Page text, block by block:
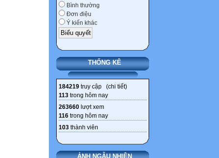
Bình thường
Đơn điệu
Ý kiến khác
THỐNG KÊ
184219 truy cập (chi tiết)
113 trong hôm nay
263660 lượt xem
116 trong hôm nay
103 thành viên
ẢNH NGẪU NHIÊN